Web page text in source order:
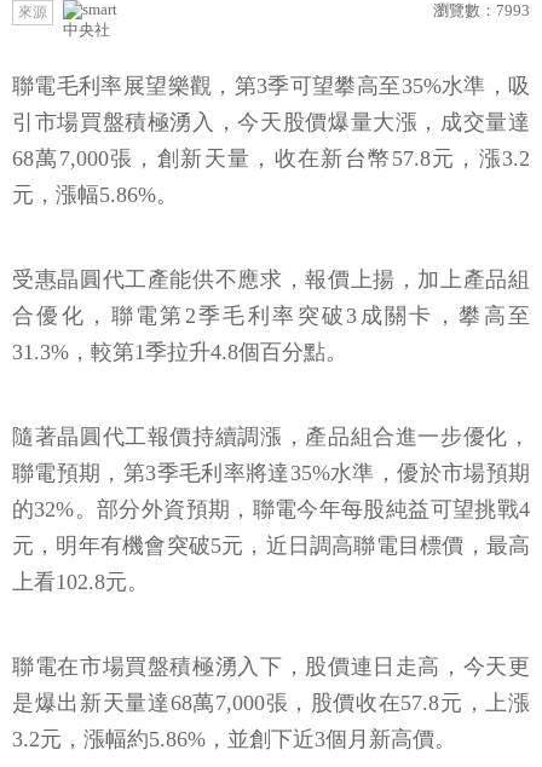
來源
中央社
瀏覽數： 7993
聯電毛利率展望樂觀，第3季可望攀高至35%水準，吸
引市場買盤積極湧入，今天股價爆量大漲，成交量達
68萬7,000張，創新天量，收在新台幣57.8元，漲3.2
元，漲幅5.86%。
受惠晶圓代工產能供不應求，報價上揚，加上產品組
合優化，聯電第2季毛利率突破3成關卡，攀高至
31.3%，較第1季拉升4.8個百分點。
隨著晶圓代工報價持續調漲，產品組合進一步優化，
聯電預期，第3季毛利率將達35%水準，優於市場預期
的32%。部分外資預期，聯電今年每股純益可望挑戰4
元，明年有機會突破5元，近日調高聯電目標價，最高
上看102.8元。
聯電在市場買盤積極湧入下，股價連日走高，今天更
是爆出新天量達68萬7,000張，股價收在57.8元，上漲
3.2元，漲幅約5.86%，並創下近3個月新高價。